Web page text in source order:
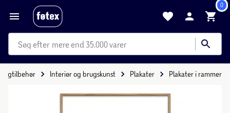
0
mere end 35.000 varer
Interiør og brugskunst Plakater Plakater i rammer